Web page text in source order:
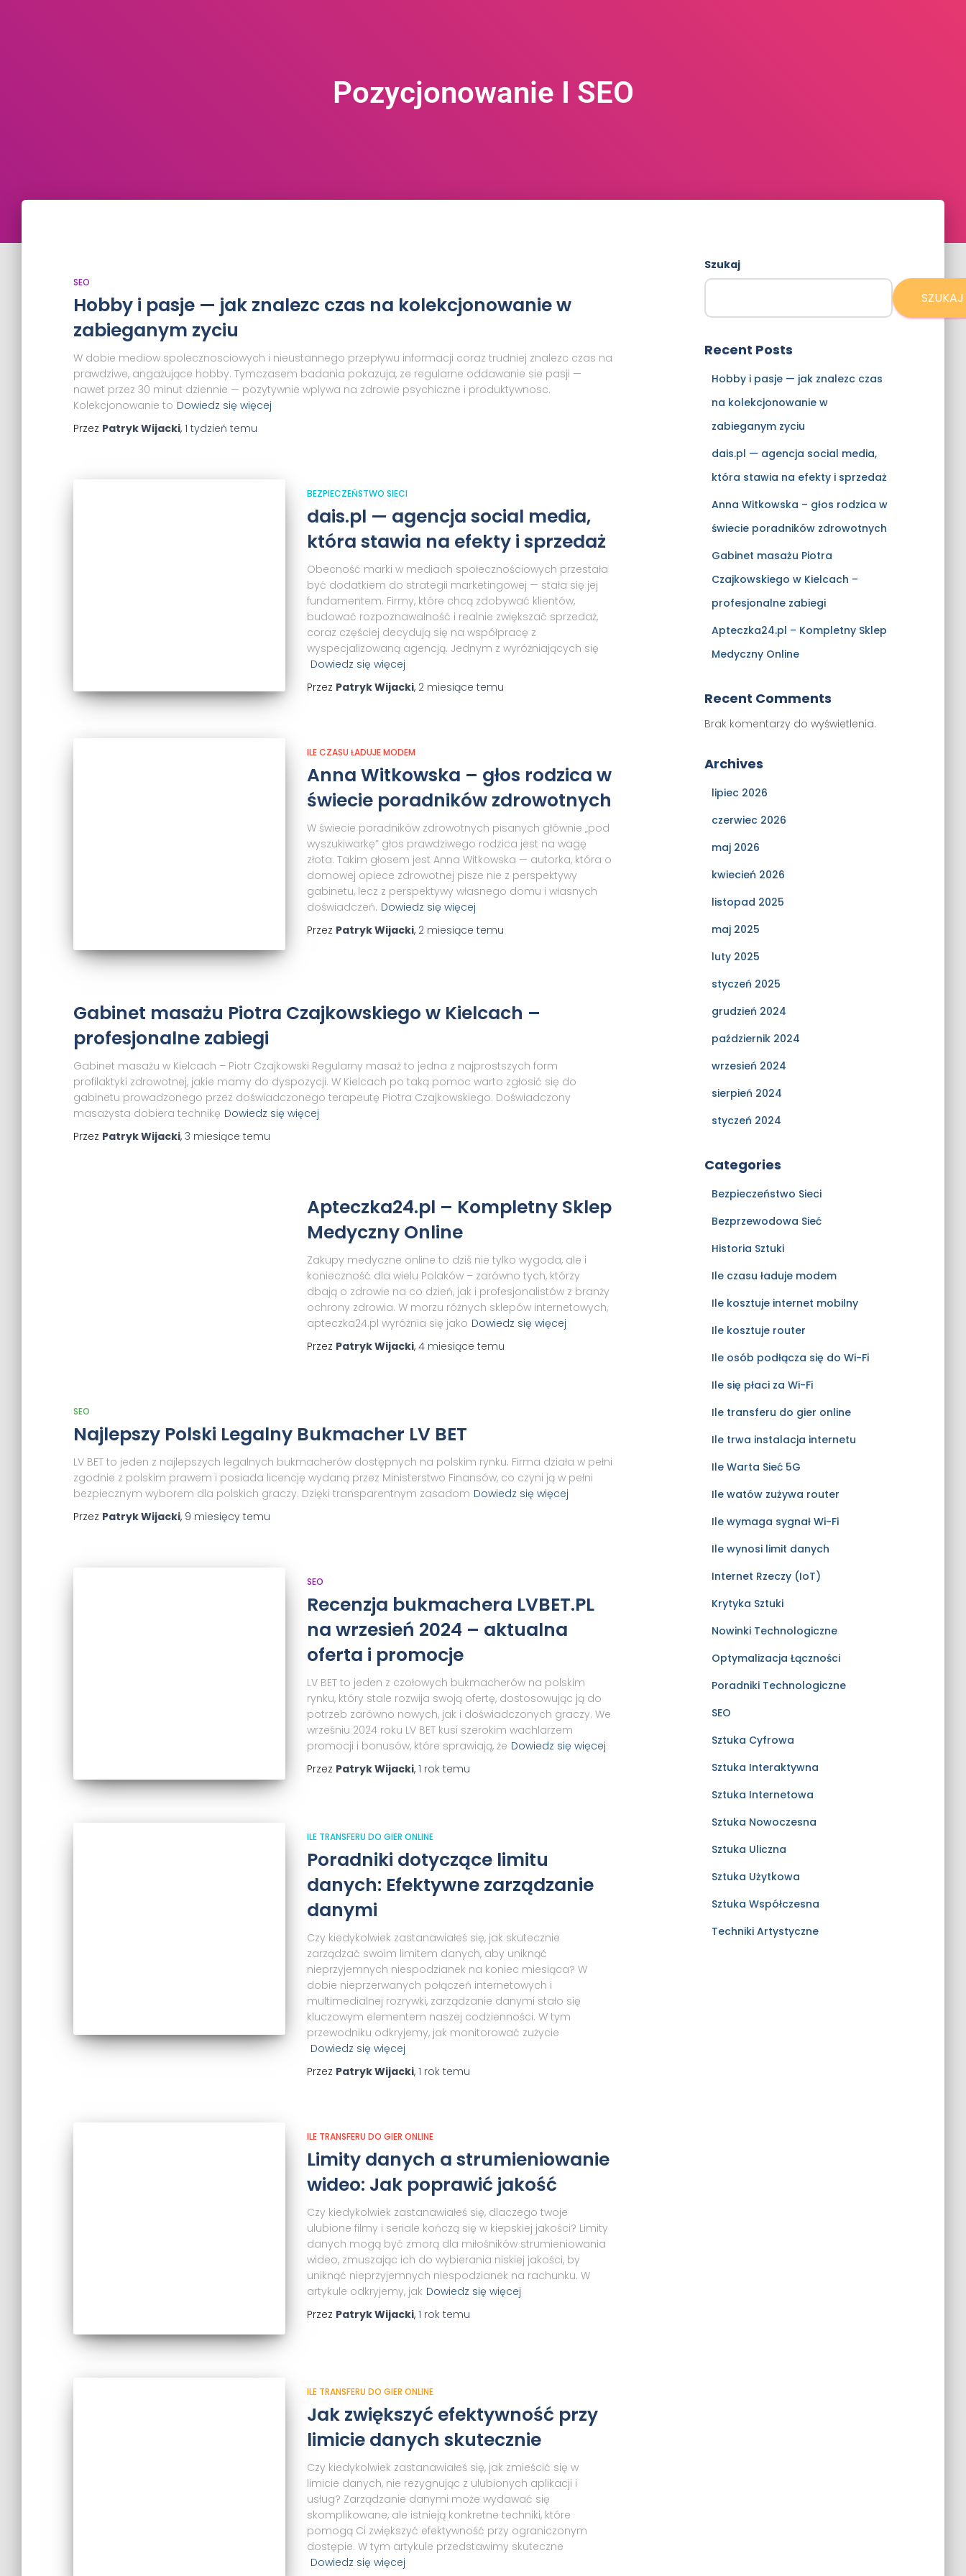
Pozycjonowanie I SEO
SEO
Hobby i pasje — jak znalezc czas na kolekcjonowanie w
zabieganym zyciu
W dobie mediow spolecznosciowych i nieustannego przepływu informacji coraz trudniej znalezc czas na
prawdziwe, angażujące hobby. Tymczasem badania pokazuja, ze regularne oddawanie sie pasji —
nawet przez 30 minut dziennie — pozytywnie wplywa na zdrowie psychiczne i produktywnosc.
Kolekcjonowanie to Dowiedz się więcej
Przez Patryk Wijacki, 1 tydzień temu
BEZPIECZEŃSTWO SIECI
dais.pl — agencja social media,
która stawia na efekty i sprzedaż
Obecność marki w mediach społecznościowych przestała
być dodatkiem do strategii marketingowej — stała się jej
fundamentem. Firmy, które chcą zdobywać klientów,
budować rozpoznawalność i realnie zwiększać sprzedaż,
coraz częściej decydują się na współpracę z
wyspecjalizowaną agencją. Jednym z wyróżniających się
Dowiedz się więcej
Przez Patryk Wijacki, 2 miesiące temu
ILE CZASU ŁADUJE MODEM
Anna Witkowska – głos rodzica w
świecie poradników zdrowotnych
W świecie poradników zdrowotnych pisanych głównie „pod
wyszukiwarkę” głos prawdziwego rodzica jest na wagę
złota. Takim głosem jest Anna Witkowska — autorka, która o
domowej opiece zdrowotnej pisze nie z perspektywy
gabinetu, lecz z perspektywy własnego domu i własnych
doświadczeń. Dowiedz się więcej
Przez Patryk Wijacki, 2 miesiące temu
Gabinet masażu Piotra Czajkowskiego w Kielcach –
profesjonalne zabiegi
Gabinet masażu w Kielcach – Piotr Czajkowski Regularny masaż to jedna z najprostszych form
profilaktyki zdrowotnej, jakie mamy do dyspozycji. W Kielcach po taką pomoc warto zgłosić się do
gabinetu prowadzonego przez doświadczonego terapeutę Piotra Czajkowskiego. Doświadczony
masażysta dobiera technikę Dowiedz się więcej
Przez Patryk Wijacki, 3 miesiące temu
Apteczka24.pl – Kompletny Sklep
Medyczny Online
Zakupy medyczne online to dziś nie tylko wygoda, ale i
konieczność dla wielu Polaków – zarówno tych, którzy
dbają o zdrowie na co dzień, jak i profesjonalistów z branży
ochrony zdrowia. W morzu różnych sklepów internetowych,
apteczka24.pl wyróżnia się jako Dowiedz się więcej
Przez Patryk Wijacki, 4 miesiące temu
SEO
Najlepszy Polski Legalny Bukmacher LV BET
LV BET to jeden z najlepszych legalnych bukmacherów dostępnych na polskim rynku. Firma działa w pełni
zgodnie z polskim prawem i posiada licencję wydaną przez Ministerstwo Finansów, co czyni ją w pełni
bezpiecznym wyborem dla polskich graczy. Dzięki transparentnym zasadom Dowiedz się więcej
Przez Patryk Wijacki, 9 miesięcy temu
SEO
Recenzja bukmachera LVBET.PL
na wrzesień 2024 – aktualna
oferta i promocje
LV BET to jeden z czołowych bukmacherów na polskim
rynku, który stale rozwija swoją ofertę, dostosowując ją do
potrzeb zarówno nowych, jak i doświadczonych graczy. We
wrześniu 2024 roku LV BET kusi szerokim wachlarzem
promocji i bonusów, które sprawiają, że Dowiedz się więcej
Przez Patryk Wijacki, 1 rok temu
ILE TRANSFERU DO GIER ONLINE
Poradniki dotyczące limitu
danych: Efektywne zarządzanie
danymi
Czy kiedykolwiek zastanawiałeś się, jak skutecznie
zarządzać swoim limitem danych, aby uniknąć
nieprzyjemnych niespodzianek na koniec miesiąca? W
dobie nieprzerwanych połączeń internetowych i
multimedialnej rozrywki, zarządzanie danymi stało się
kluczowym elementem naszej codzienności. W tym
przewodniku odkryjemy, jak monitorować zużycie
Dowiedz się więcej
Przez Patryk Wijacki, 1 rok temu
ILE TRANSFERU DO GIER ONLINE
Limity danych a strumieniowanie
wideo: Jak poprawić jakość
Czy kiedykolwiek zastanawiałeś się, dlaczego twoje
ulubione filmy i seriale kończą się w kiepskiej jakości? Limity
danych mogą być zmorą dla miłośników strumieniowania
wideo, zmuszając ich do wybierania niskiej jakości, by
uniknąć nieprzyjemnych niespodzianek na rachunku. W
artykule odkryjemy, jak Dowiedz się więcej
Przez Patryk Wijacki, 1 rok temu
ILE TRANSFERU DO GIER ONLINE
Jak zwiększyć efektywność przy
limicie danych skutecznie
Czy kiedykolwiek zastanawiałeś się, jak zmieścić się w
limicie danych, nie rezygnując z ulubionych aplikacji i
usług? Zarządzanie danymi może wydawać się
skomplikowane, ale istnieją konkretne techniki, które
pomogą Ci zwiększyć efektywność przy ograniczonym
dostępie. W tym artykule przedstawimy skuteczne
Dowiedz się więcej
Szukaj
SZUKAJ
Recent Posts
Hobby i pasje — jak znalezc czas
na kolekcjonowanie w
zabieganym zyciu
dais.pl — agencja social media,
która stawia na efekty i sprzedaż
Anna Witkowska – głos rodzica w
świecie poradników zdrowotnych
Gabinet masażu Piotra
Czajkowskiego w Kielcach –
profesjonalne zabiegi
Apteczka24.pl – Kompletny Sklep
Medyczny Online
Recent Comments
Brak komentarzy do wyświetlenia.
Archives
lipiec 2026
czerwiec 2026
maj 2026
kwiecień 2026
listopad 2025
maj 2025
luty 2025
styczeń 2025
grudzień 2024
październik 2024
wrzesień 2024
sierpień 2024
styczeń 2024
Categories
Bezpieczeństwo Sieci
Bezprzewodowa Sieć
Historia Sztuki
Ile czasu ładuje modem
Ile kosztuje internet mobilny
Ile kosztuje router
Ile osób podłącza się do Wi-Fi
Ile się płaci za Wi-Fi
Ile transferu do gier online
Ile trwa instalacja internetu
Ile Warta Sieć 5G
Ile watów zużywa router
Ile wymaga sygnał Wi-Fi
Ile wynosi limit danych
Internet Rzeczy (IoT)
Krytyka Sztuki
Nowinki Technologiczne
Optymalizacja Łączności
Poradniki Technologiczne
SEO
Sztuka Cyfrowa
Sztuka Interaktywna
Sztuka Internetowa
Sztuka Nowoczesna
Sztuka Uliczna
Sztuka Użytkowa
Sztuka Współczesna
Techniki Artystyczne